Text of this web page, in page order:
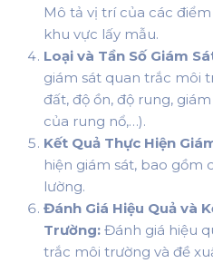
Mô tả vị trí của các
khu vực lấy mẫu.
Loại và Tần Số Giám
giám sát quan trắc môi
đất, độ ồn, độ rung,
của rung nổ,…).
Kết Quả Thực Hiện
hiện giám sát, bao gồm
lường.
Đánh Giá Hiệu Quả và
Trường: Đánh giá hiệu
trắc môi trường và đề